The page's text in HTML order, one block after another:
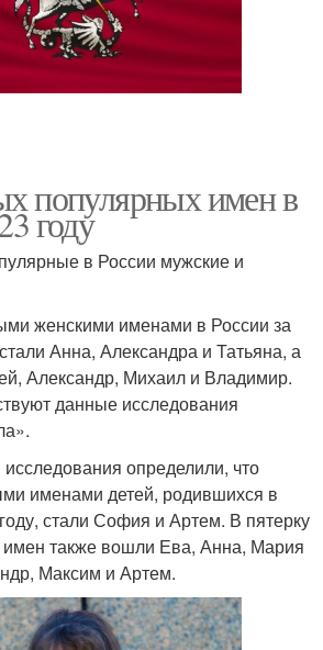
популярных имен в
году
в России мужские и
женскими именами в России за
Анна, Александра и Татьяна, а
Александр, Михаил и Владимир.
данные исследования
определили, что
именами детей, родившихся в
стали София и Артем. В пятерку
также вошли Ева, Анна, Мария
Максим и Артем.